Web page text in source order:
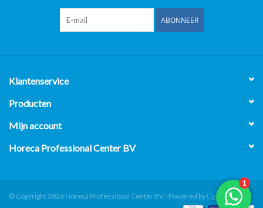
ABONNEER
Klantenservice
Producten
Mijn account
Horeca Professional Center BV
© Copyright 2026 Horeca Professional Center BV - Powered by Lightspeed